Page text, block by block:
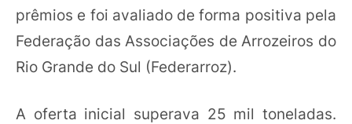
prêmios e foi avaliado de forma positiva pela
Federação das Associações de Arrozeiros do
Rio Grande do Sul (Federarroz).
A oferta inicial superava 25 mil toneladas.